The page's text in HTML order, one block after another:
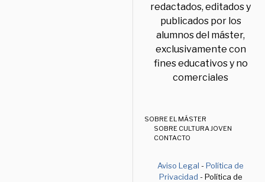
redactados, editados y
publicados por los
alumnos del máster,
exclusivamente con
fines educativos y no
comerciales
SOBRE EL MÁSTER
SOBRE CULTURA JOVEN
CONTACTO
Aviso Legal -Política de
Privacidad - Política de